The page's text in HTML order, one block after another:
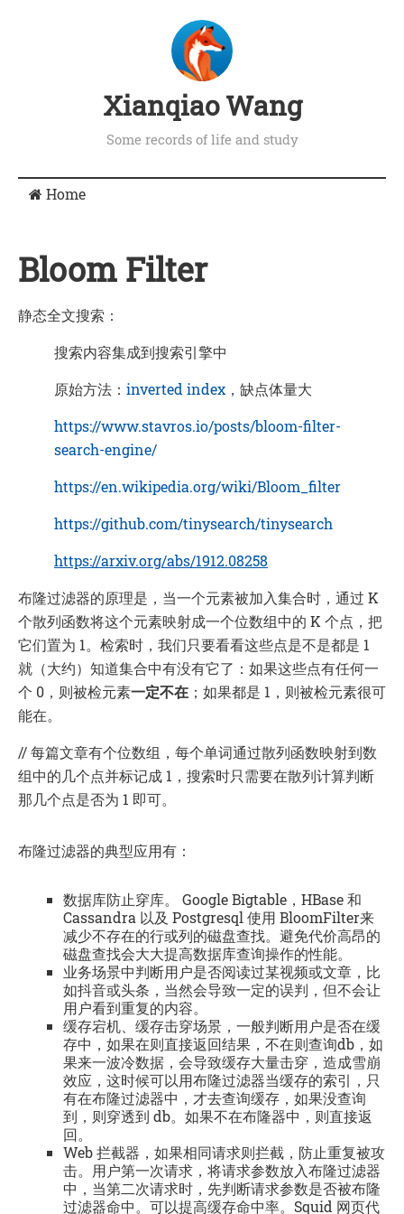
Xianqiao Wang
Some records of life and study
Home
Bloom Filter
静态全文搜索：
搜索内容集成到搜索引擎中
原始方法： inverted index ，缺点体量大
https://www.stavros.io/posts/bloom-filter-
search-engine/
https://en.wikipedia.org/wiki/Bloom_filter
https://github.com/tinysearch/tinysearch
https://arxiv.org/abs/1912.08258
布隆过滤器的原理是，当一个元素被加入集合时，通过 K
个散列函数将这个元素映射成一个位数组中的 K 个点，把
它们置为 1。检索时，我们只要看看这些点是不是都是 1
就（大约）知道集合中有没有它了：如果这些点有任何一
个 0，则被检元素一定不在 ；如果都是 1，则被检元素很可
能在。
// 每篇文章有个位数组，每个单词通过散列函数映射到数
组中的几个点并标记成 1，搜索时只需要在散列计算判断
那几个点是否为 1 即可。
布隆过滤器的典型应用有：
数据库防止穿库。 Google Bigtable，HBase 和
Cassandra 以及 Postgresql 使用 BloomFilter来
减少不存在的行或列的磁盘查找。避免代价高昂的
磁盘查找会大大提高数据库查询操作的性能。
业务场景中判断用户是否阅读过某视频或文章，比
如抖音或头条，当然会导致一定的误判，但不会让
用户看到重复的内容。
缓存宕机、缓存击穿场景，一般判断用户是否在缓
存中，如果在则直接返回结果，不在则查询db，如
果来一波冷数据，会导致缓存大量击穿，造成雪崩
效应，这时候可以用布隆过滤器当缓存的索引，只
有在布隆过滤器中，才去查询缓存，如果没查询
到，则穿透到 db。如果不在布隆器中，则直接返
回。
Web 拦截器，如果相同请求则拦截，防止重复被攻
击。用户第一次请求，将请求参数放入布隆过滤器
中，当第二次请求时，先判断请求参数是否被布隆
过滤器命中。可以提高缓存命中率。Squid 网页代